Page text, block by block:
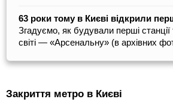
63 роки тому в Києві відкрили
Згадуємо, як будували перші
світі — «Арсенальну» (в архівних
Закриття метро в Києві